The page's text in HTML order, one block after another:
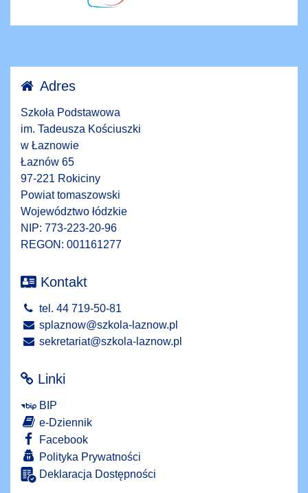
Adres
Szkoła Podstawowa
im. Tadeusza Kościuszki
w Łaznowie
Łaznów 65
97-221 Rokiciny
Powiat tomaszowski
Województwo łódzkie
NIP: 773-223-20-96
REGON: 001161277
Kontakt
tel. 44 719-50-81
splaznow@szkola-laznow.pl
sekretariat@szkola-laznow.pl
Linki
BIP
e-Dziennik
Facebook
Polityka Prywatności
Deklaracja Dostępności